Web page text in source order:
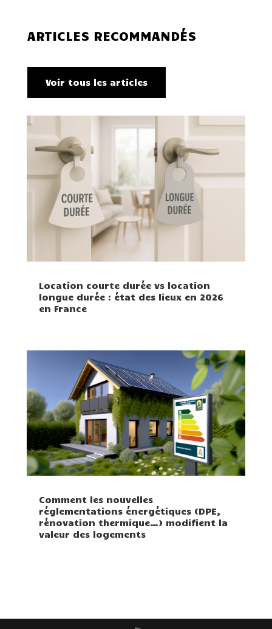
ARTICLES RECOMMANDÉS
Voir tous les articles
Location courte durée vs location
longue durée : état des lieux en 2026
en France
Comment les nouvelles
réglementations énergétiques (DPE,
rénovation thermique…) modifient la
valeur des logements